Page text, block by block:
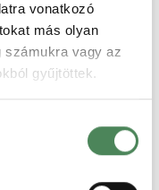
vonatkozó
más olyan
számukra vagy az
gyűjtöttek.